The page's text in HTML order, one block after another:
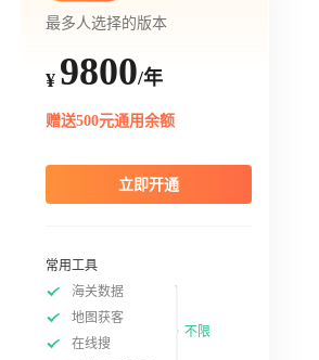
最多人选择的版本
¥ 9800/年
赠送500元通用余额
立即开通
常用工具
海关数据
地图获客
在线搜
不限